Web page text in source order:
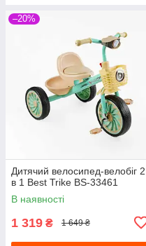
–20%
Дитячий велосипед-велобіг 2
в 1 Best Trike BS-33461
В наявності
1 319 ₴ 1 649 ₴